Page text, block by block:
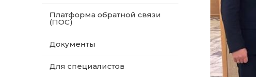
Платформа обратной связи
(ПОС)
Документы
Для специалистов